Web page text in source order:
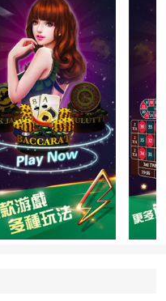
：
同的精彩游戏模式，享
和朋友嗨皮到天亮
自动匹配表，成败取决
欢乐畅聊